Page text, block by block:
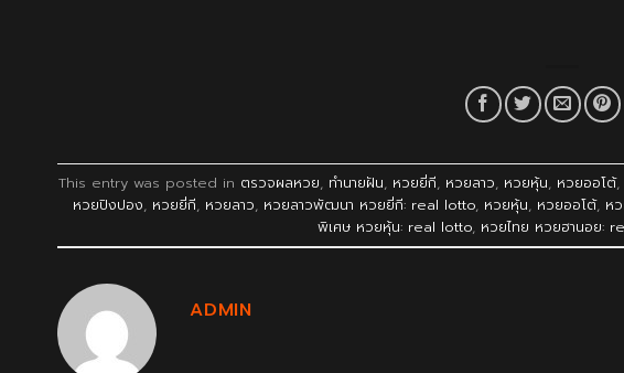
This entry was posted in ตรวจผลหวย, ทำนายฝัน, หวยยี่กี, หวยลาว, หวยหุ้น, หวยออโต้,
หวยปิงปอง, หวยยี่กี, หวยลาว, หวยลาวพัฒนา หวยยี่กี: real lotto, หวยหุ้น, หวยออโต้, ห
พิเศษ หวยหุ้น: real lotto, หวยไทย หวยฮานอย:
ADMIN